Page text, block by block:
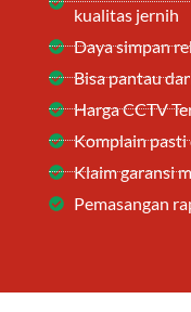
kualitas jernih
Daya simpan
Bisa pantau
Harga CCTV
Komplain pasti
Klaim garansi
Pemasangan